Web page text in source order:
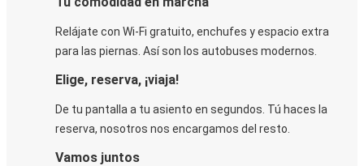
Relájate con Wi-Fi gratuito, enchufes y espacio extra
para las piernas. Así son los autobuses modernos.
Elige, reserva, ¡viaja!
De tu pantalla a tu asiento en segundos. Tú haces la
reserva, nosotros nos encargamos del resto.
Vamos juntos